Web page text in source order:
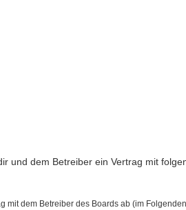
und dem Betreiber ein Vertrag mit
dem Betreiber des Boards ab (im